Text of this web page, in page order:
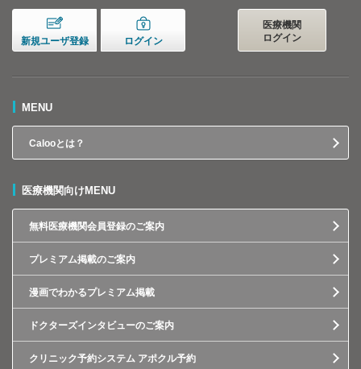
新規ユーザ登録 ログイン
医療機関
ログイン
MENU
Calooとは？
医療機関向けMENU
無料医療機関会員登録のご案内
プレミアム掲載のご案内
漫画でわかるプレミアム掲載
ドクターズインタビューのご案内
クリニック予約システム アポクル予約